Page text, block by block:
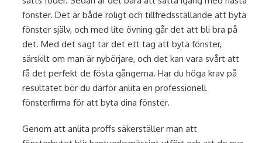
fönster. Det är både roligt och tillfredsställande att byta
fönster själv, och med lite övning går det att bli bra på
det. Med det sagt tar det ett tag att byta fönster,
särskilt om man är nybörjare, och det kan vara svårt att
få det perfekt de fösta gångerna. Har du höga krav på
resultatet bör du därför anlita en professionell
fönsterfirma för att byta dina fönster.
Genom att anlita proffs säkerställer man att